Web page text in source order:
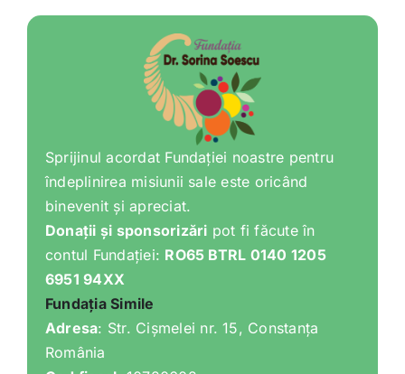
Sprijinul acordat Fundației noastre pentru
îndeplinirea misiunii sale este oricând
binevenit și apreciat.
Donații și sponsorizări pot fi făcute în
contul Fundației: RO65 BTRL 0140 1205
6951 94XX
Fundația Simile
Adresa: Str. Cișmelei nr. 15, Constanța
România